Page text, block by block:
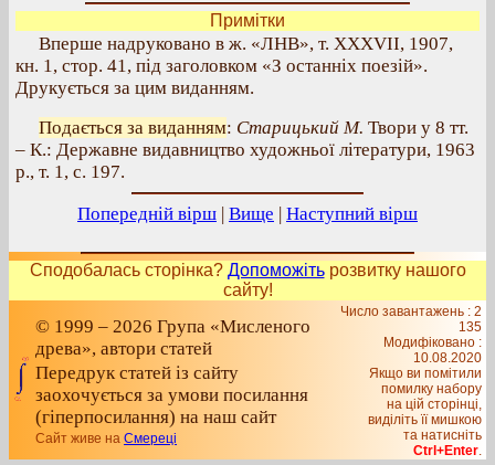
Примітки
Вперше надруковано в ж. «ЛНВ», т. XXXVII, 1907,
кн. 1, стор. 41, під заголовком «З останніх поезій».
Друкується за цим виданням.
Подається за виданням: Старицький М. Твори у 8 тт.
– К.: Державне видавництво художньої літератури, 1963
р., т. 1, с. 197.
Попередній вірш | Вище | Наступний вірш
Сподобалась сторінка? Допоможітьрозвитку нашого
сайту!
© 1999 – 2026 Група «Мисленого
древа», автори статей
Передрук статей із сайту
заохочується за умови посилання
(гіперпосилання) на наш сайт
Сайт живе на Смереці
Число завантажень : 2
135
Модифіковано :
10.08.2020
Якщо ви помітили
помилку набору
на цiй сторiнцi,
видiлiть її мишкою
та натисніть
Ctrl+Enter.